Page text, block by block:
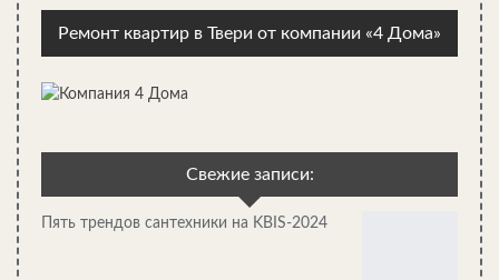
Как сделать ворота своими руками: виды ворот и
особенности…
Ремонт квартир в Твери от компании «4 Дома»
Свежие записи:
Пять трендов сантехники на KBIS-2024